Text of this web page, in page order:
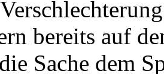
bereits auf
Sache dem